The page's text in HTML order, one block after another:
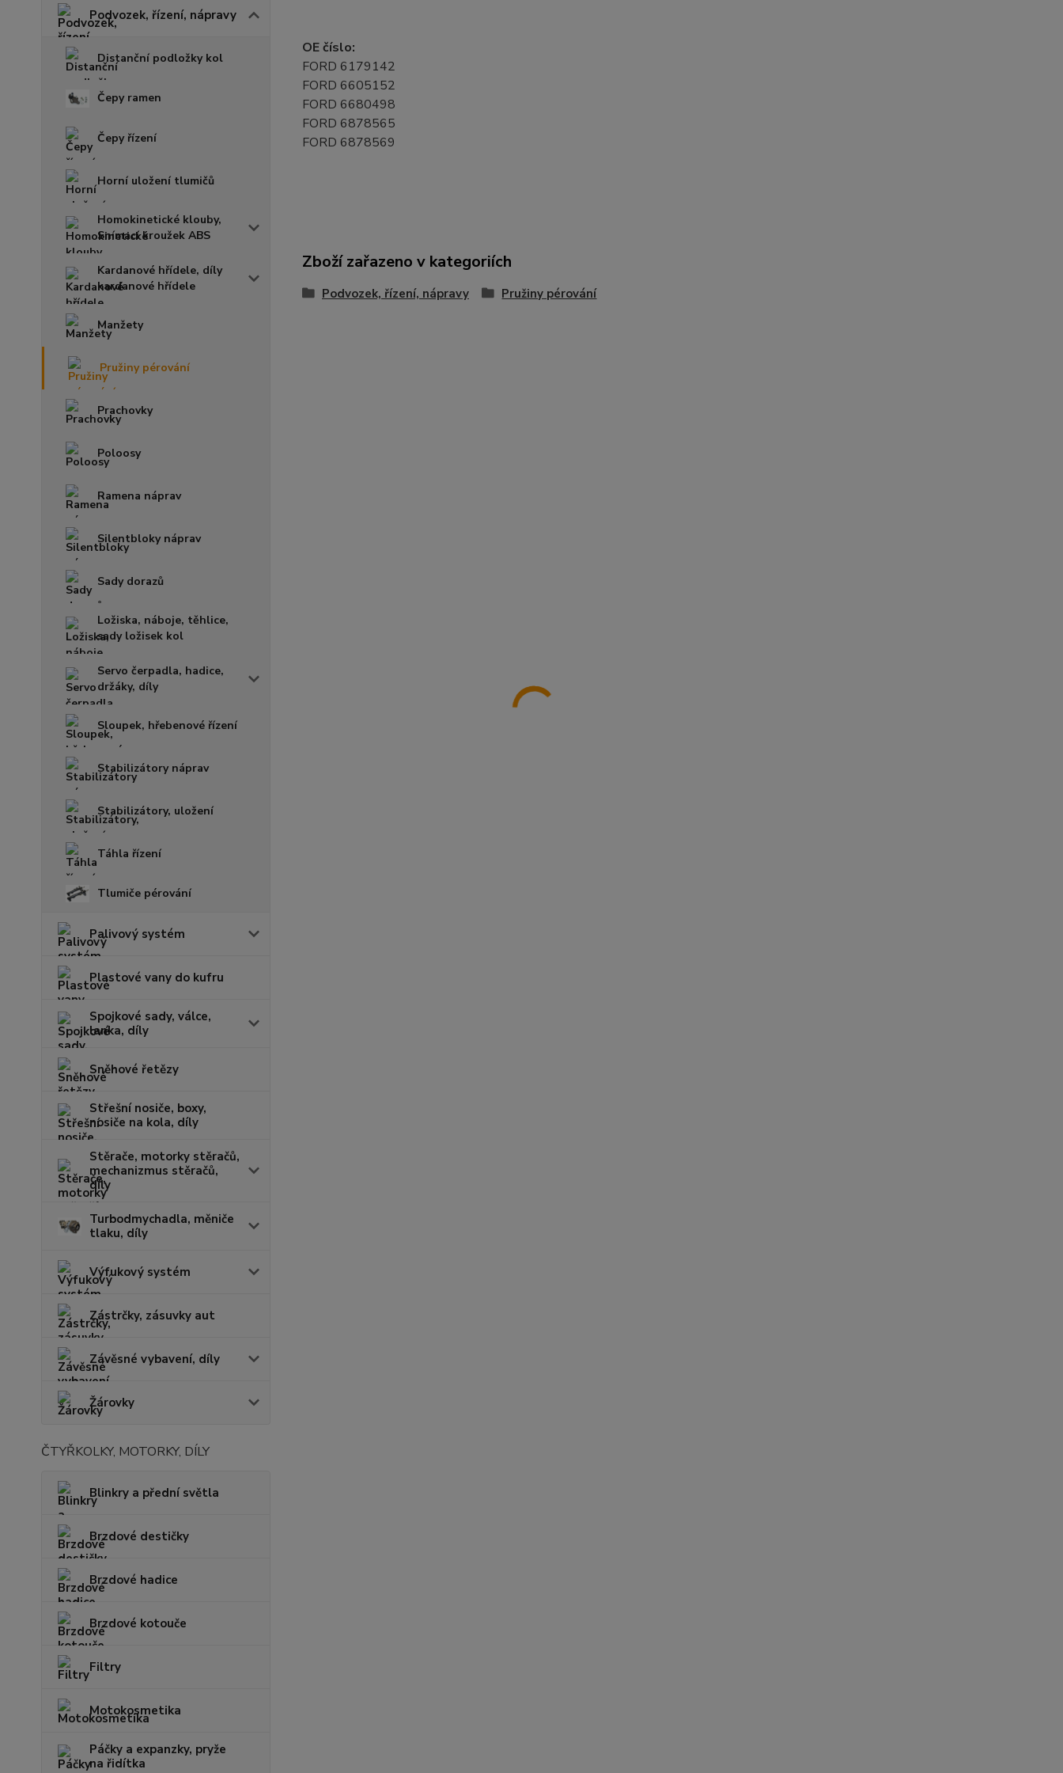
Podvozek, řízení, nápravy
Distanční podložky kol
Čepy ramen
Čepy řízení
Horní uložení tlumičů
Homokinetické klouby,
Snímací kroužek ABS
Kardanové hřídele, díly
kardanové hřídele
Manžety
Pružiny pérování
Prachovky
Poloosy
Ramena náprav
Silentbloky náprav
Sady dorazů
Ložiska, náboje, těhlice,
sady ložisek kol
Servo čerpadla, hadice,
držáky, díly
Sloupek, hřebenové řízení
Stabilizátory náprav
Stabilizátory, uložení
Táhla řízení
Tlumiče pérování
Palivový systém
Plastové vany do kufru
Spojkové sady, válce,
lanka, díly
Sněhové řetězy
Střešní nosiče, boxy,
nosiče na kola, díly
Stěrače, motorky stěračů,
mechanizmus stěračů,
díly
Turbodmychadla, měniče
tlaku, díly
Výfukový systém
Zástrčky, zásuvky aut
Závěsné vybavení, díly
Žárovky
ČTYŘKOLKY, MOTORKY, DÍLY
Blinkry a přední světla
Brzdové destičky
Brzdové hadice
Brzdové kotouče
Filtry
Motokosmetika
Páčky a expanzky, pryže
na řidítka
OE číslo:
FORD 6179142
FORD 6605152
FORD 6680498
FORD 6878565
FORD 6878569
Zboží zařazeno v kategoriích
Podvozek, řízení, nápravy Pružiny pérování